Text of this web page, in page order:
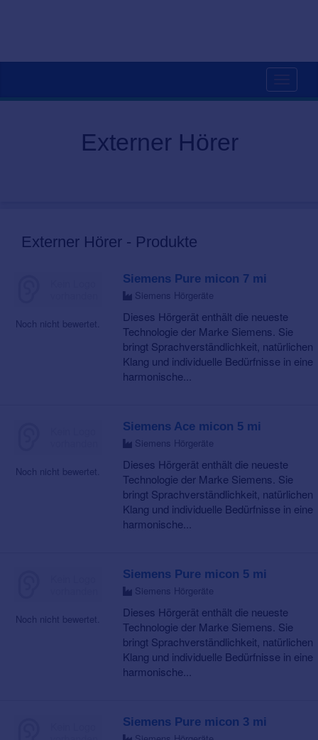
Externer Hörer
Externer Hörer - Produkte
Noch nicht bewertet.
Siemens Pure micon 7 mi
Siemens Hörgeräte
Dieses Hörgerät enthält die neueste
Technologie der Marke Siemens. Sie
bringt Sprachverständlichkeit, natürlichen
Klang und individuelle Bedürfnisse in eine
harmonische...
Noch nicht bewertet.
Siemens Ace micon 5 mi
Siemens Hörgeräte
Dieses Hörgerät enthält die neueste
Technologie der Marke Siemens. Sie
bringt Sprachverständlichkeit, natürlichen
Klang und individuelle Bedürfnisse in eine
harmonische...
Noch nicht bewertet.
Siemens Pure micon 5 mi
Siemens Hörgeräte
Dieses Hörgerät enthält die neueste
Technologie der Marke Siemens. Sie
bringt Sprachverständlichkeit, natürlichen
Klang und individuelle Bedürfnisse in eine
harmonische...
Siemens Pure micon 3 mi